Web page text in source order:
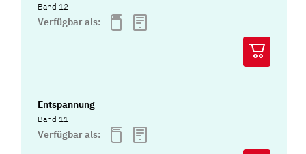
Band 12
Verfügbar als:
Entspannung
Band 11
Verfügbar als: